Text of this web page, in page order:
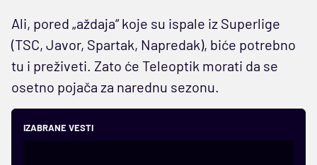
Ali, pored „aždaja“ koje su ispale iz Superlige
(TSC, Javor, Spartak, Napredak), biće potrebno
tu i preživeti. Zato će Teleoptik morati da se
osetno pojača za narednu sezonu.
IZABRANE VESTI